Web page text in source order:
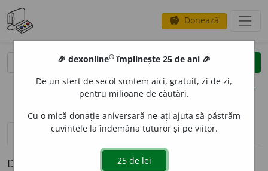
savings Donează
clear
opțiuni
definiții (1) pronunțievolume_up (50)
Definiția cu ID-ul 849552:
🎉 dexonline® împlinește 25 de ani 🎉
De un sfert de secol suntem aici, gratuit, zi de zi,
pentru milioane de căutări.
Cu o mică donație aniversară ne-ați ajuta să păstrăm
cuvintele la îndemâna tuturor și pe viitor.